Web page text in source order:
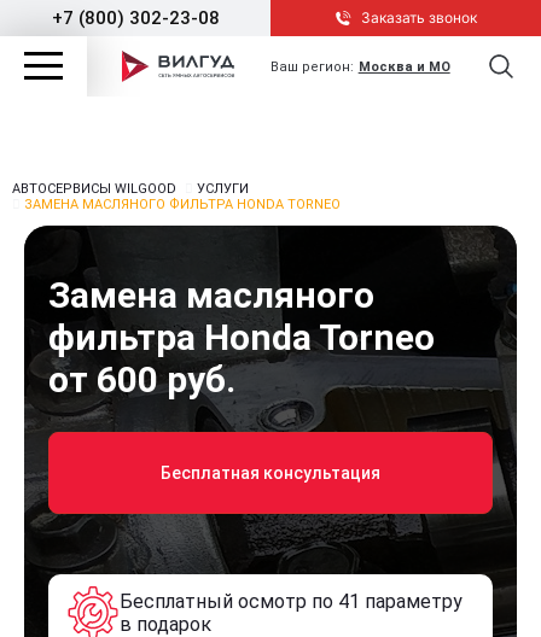
+7 (800) 302-23-08 Заказать звонок
Ваш регион: Москва и МО
АВТОСЕРВИСЫ WILGOOD
УСЛУГИ
ЗАМЕНА МАСЛЯНОГО ФИЛЬТРА HONDA TORNEO
Замена масляного
фильтра Honda Torneo
от 600 руб.
Бесплатная консультация
Бесплатный осмотр по 41 параметру
в подарок